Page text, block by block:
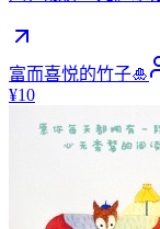
富而喜悦的竹子🎍
¥10